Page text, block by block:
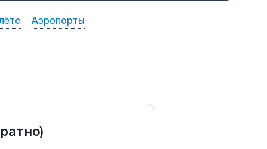
Аэропорты